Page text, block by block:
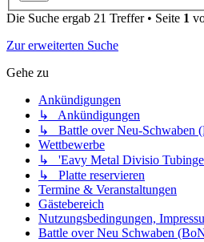
Die Suche ergab 21 Treffer • Seite 1
Zur erweiterten Suche
Gehe zu
Ankündigungen
↳ Ankündigungen
↳ Battle over Neu-Schwaben
Wettbewerbe
↳ 'Eavy Metal Divisio
↳ Platte reservieren
Termine & Veranstaltungen
Gästebereich
Nutzungsbedingungen,
Battle over Neu Schwaben